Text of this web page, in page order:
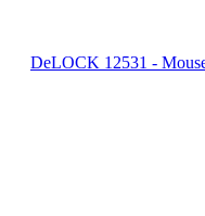
DeLOCK 12531 -